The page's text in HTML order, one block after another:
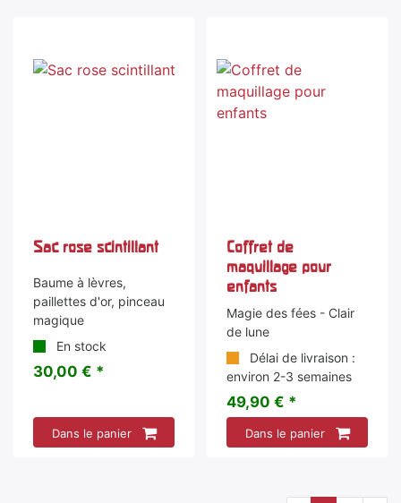
Sac rose scintillant
Baume à lèvres,
paillettes d'or, pinceau
magique
En stock
30,00 € *
Dans le panier
Coffret de
maquillage pour
enfants
Magie des fées - Clair
de lune
Délai de livraison :
environ 2-3 semaines
49,90 € *
Dans le panier